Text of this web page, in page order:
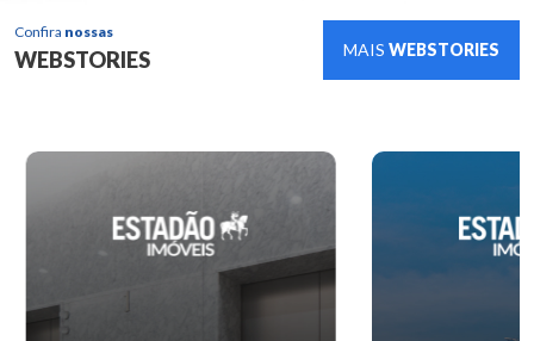
Confira nossas
WEBSTORIES MAIS WEBSTORIES